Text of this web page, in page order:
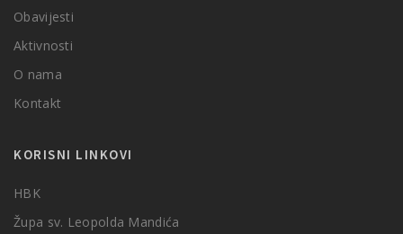
Obavijesti
Aktivnosti
O nama
Kontakt
KORISNI LINKOVI
HBK
Župa sv. Leopolda Mandića